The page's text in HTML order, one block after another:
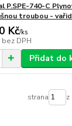
P.SPE-740-C
troubou -
Kč/ks
bez DPH
Přidat do
strana z